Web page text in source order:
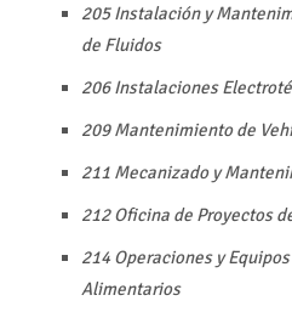
205 Instalación y
de Fluidos
206 Instalaciones
209 Mantenimiento de
211 Mecanizado y
212 Oficina de Proyectos
214 Operaciones y
Alimentarios